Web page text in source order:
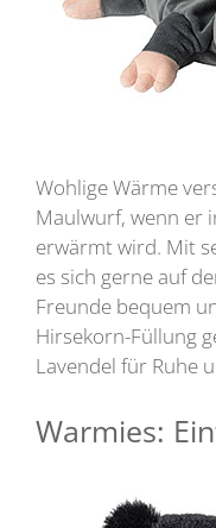
Wohlige Wärme
Maulwurf, wenn er
erwärmt wird. Mit
es sich gerne auf
Freunde bequem
Hirsekorn-Füllung
Lavendel für Ruhe
Warmies: